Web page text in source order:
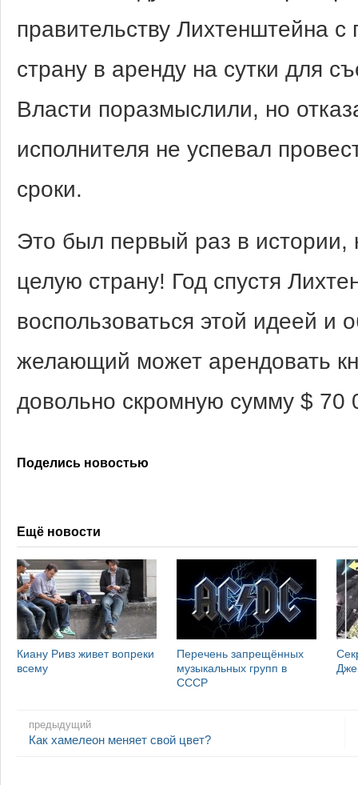
правительству Лихтенштейна
страну в аренду на сутки для
Власти поразмыслили, но
исполнителя не успевал
сроки.
Это был первый раз в истории,
целую страну! Год спустя
воспользоваться этой идеей и
желающий может арендовать
довольно скромную сумму $ 70
Поделись новостью
Ещё новости
Киану Ривз живет вопреки
всему
Перечень запрещённых
музыкальных групп в
СССР
предыдущий
Как хамелеон меняет свой цвет?